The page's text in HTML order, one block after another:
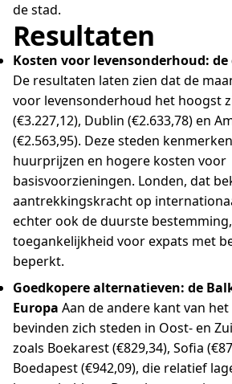
de stad.
Resultaten
Kosten voor levensonderhoud:
De resultaten laten zien dat de
voor levensonderhoud het hoogst
(€3.227,12), Dublin (€2.633,78) en
(€2.563,95). Deze steden
huurprijzen en hogere kosten voor
basisvoorzieningen. Londen, dat
aantrekkingskracht op
echter ook de duurste
toegankelijkheid voor expats met
beperkt.
Goedkopere alternatieven: de
Europa Aan de andere kant van
bevinden zich steden in Oost- en
zoals Boekarest (€829,34), Sofia
Boedapest (€942,09), die relatief